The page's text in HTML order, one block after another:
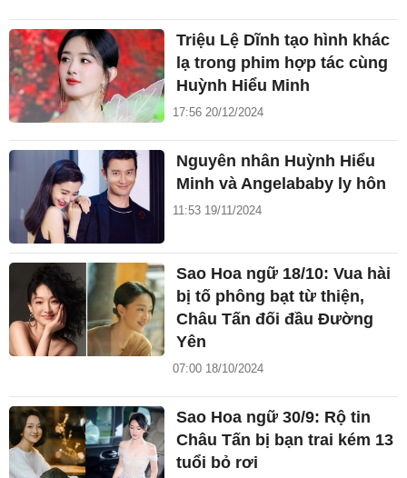
Triệu Lệ Dĩnh tạo hình khác
lạ trong phim hợp tác cùng
Huỳnh Hiểu Minh
17:56 20/12/2024
Nguyên nhân Huỳnh Hiểu
Minh và Angelababy ly hôn
11:53 19/11/2024
Sao Hoa ngữ 18/10: Vua hài
bị tố phông bạt từ thiện,
Châu Tấn đối đầu Đường
Yên
07:00 18/10/2024
Sao Hoa ngữ 30/9: Rộ tin
Châu Tấn bị bạn trai kém 13
tuổi bỏ rơi